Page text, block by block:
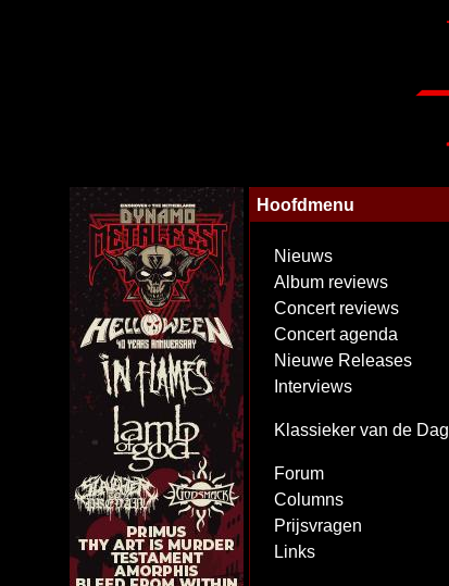
Hoofdmenu
Nieuws
Album reviews
Concert reviews
Concert agenda
Nieuwe Releases
Interviews
Klassieker van de Dag
Forum
Columns
Prijsvragen
Links